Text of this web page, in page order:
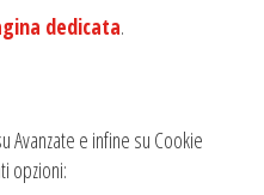
dedicata.
Avanzate e infine su Cookie
opzioni: